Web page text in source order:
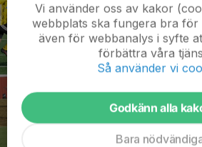
Vi använder oss av kakor
webbplats ska fungera bra för
även för webbanalys i syfte
förbättra våra
Så använder vi
Godkänn alla
Bara